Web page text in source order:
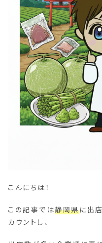
こんにちは！
この記事では静岡県に出
カウントし、